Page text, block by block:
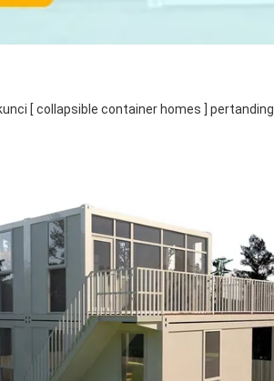
[ collapsible container homes ]